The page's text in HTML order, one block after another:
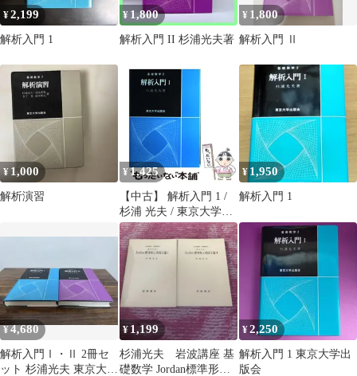
¥2,199
解析入門 1
¥ 1,800
解析入門 II 杉浦光夫著
¥ 1,800
解析入門 Ⅱ
¥ 1,000
解析演習
¥ 1,425
【中古】 解析入門 1 /
杉浦 光夫 / 東京大学出
版会
¥ 1,950
解析入門 1
¥4,680
解析入門Ⅰ・Ⅱ 2冊セ
ット 杉浦光夫 東京大学
¥ 1,199
杉浦光夫 岩波講座 基
礎数学 Jordan標準形と
¥2,250
解析入門 1 東京大学出
版会